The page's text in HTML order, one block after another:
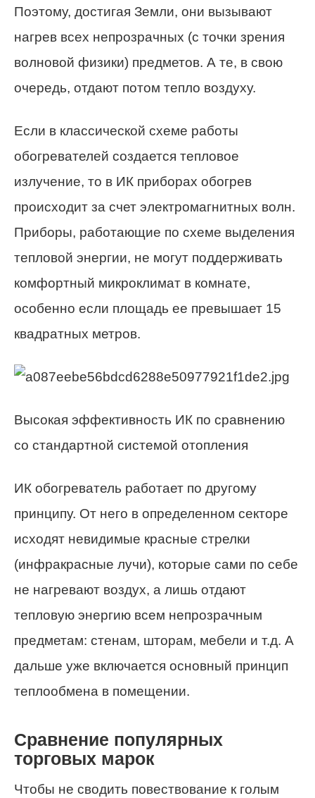
Поэтому, достигая Земли, они вызывают
нагрев всех непрозрачных (с точки зрения
волновой физики) предметов. А те, в свою
очередь, отдают потом тепло воздуху.
Если в классической схеме работы
обогревателей создается тепловое
излучение, то в ИК приборах обогрев
происходит за счет электромагнитных волн.
Приборы, работающие по схеме выделения
тепловой энергии, не могут поддерживать
комфортный микроклимат в комнате,
особенно если площадь ее превышает 15
квадратных метров.
Высокая эффективность ИК по сравнению
со стандартной системой отопления
ИК обогреватель работает по другому
принципу. От него в определенном секторе
исходят невидимые красные стрелки
(инфракрасные лучи), которые сами по себе
не нагревают воздух, а лишь отдают
тепловую энергию всем непрозрачным
предметам: стенам, шторам, мебели и т.д. А
дальше уже включается основный принцип
теплообмена в помещении.
Сравнение популярных
торговых марок
Чтобы не сводить повествование к голым